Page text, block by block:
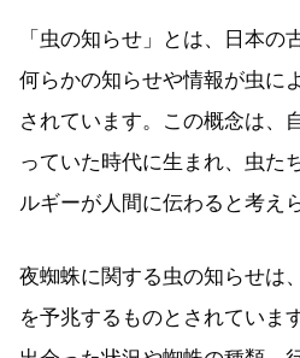
「虫の知らせ」とは、日本の
何らかの知らせや情報が虫に
されています。この概念は、
っていた時代に生まれ、虫た
ルギーが人間に伝わると考え
夜蜘蛛に関する虫の知らせは
を予兆するものとされていま